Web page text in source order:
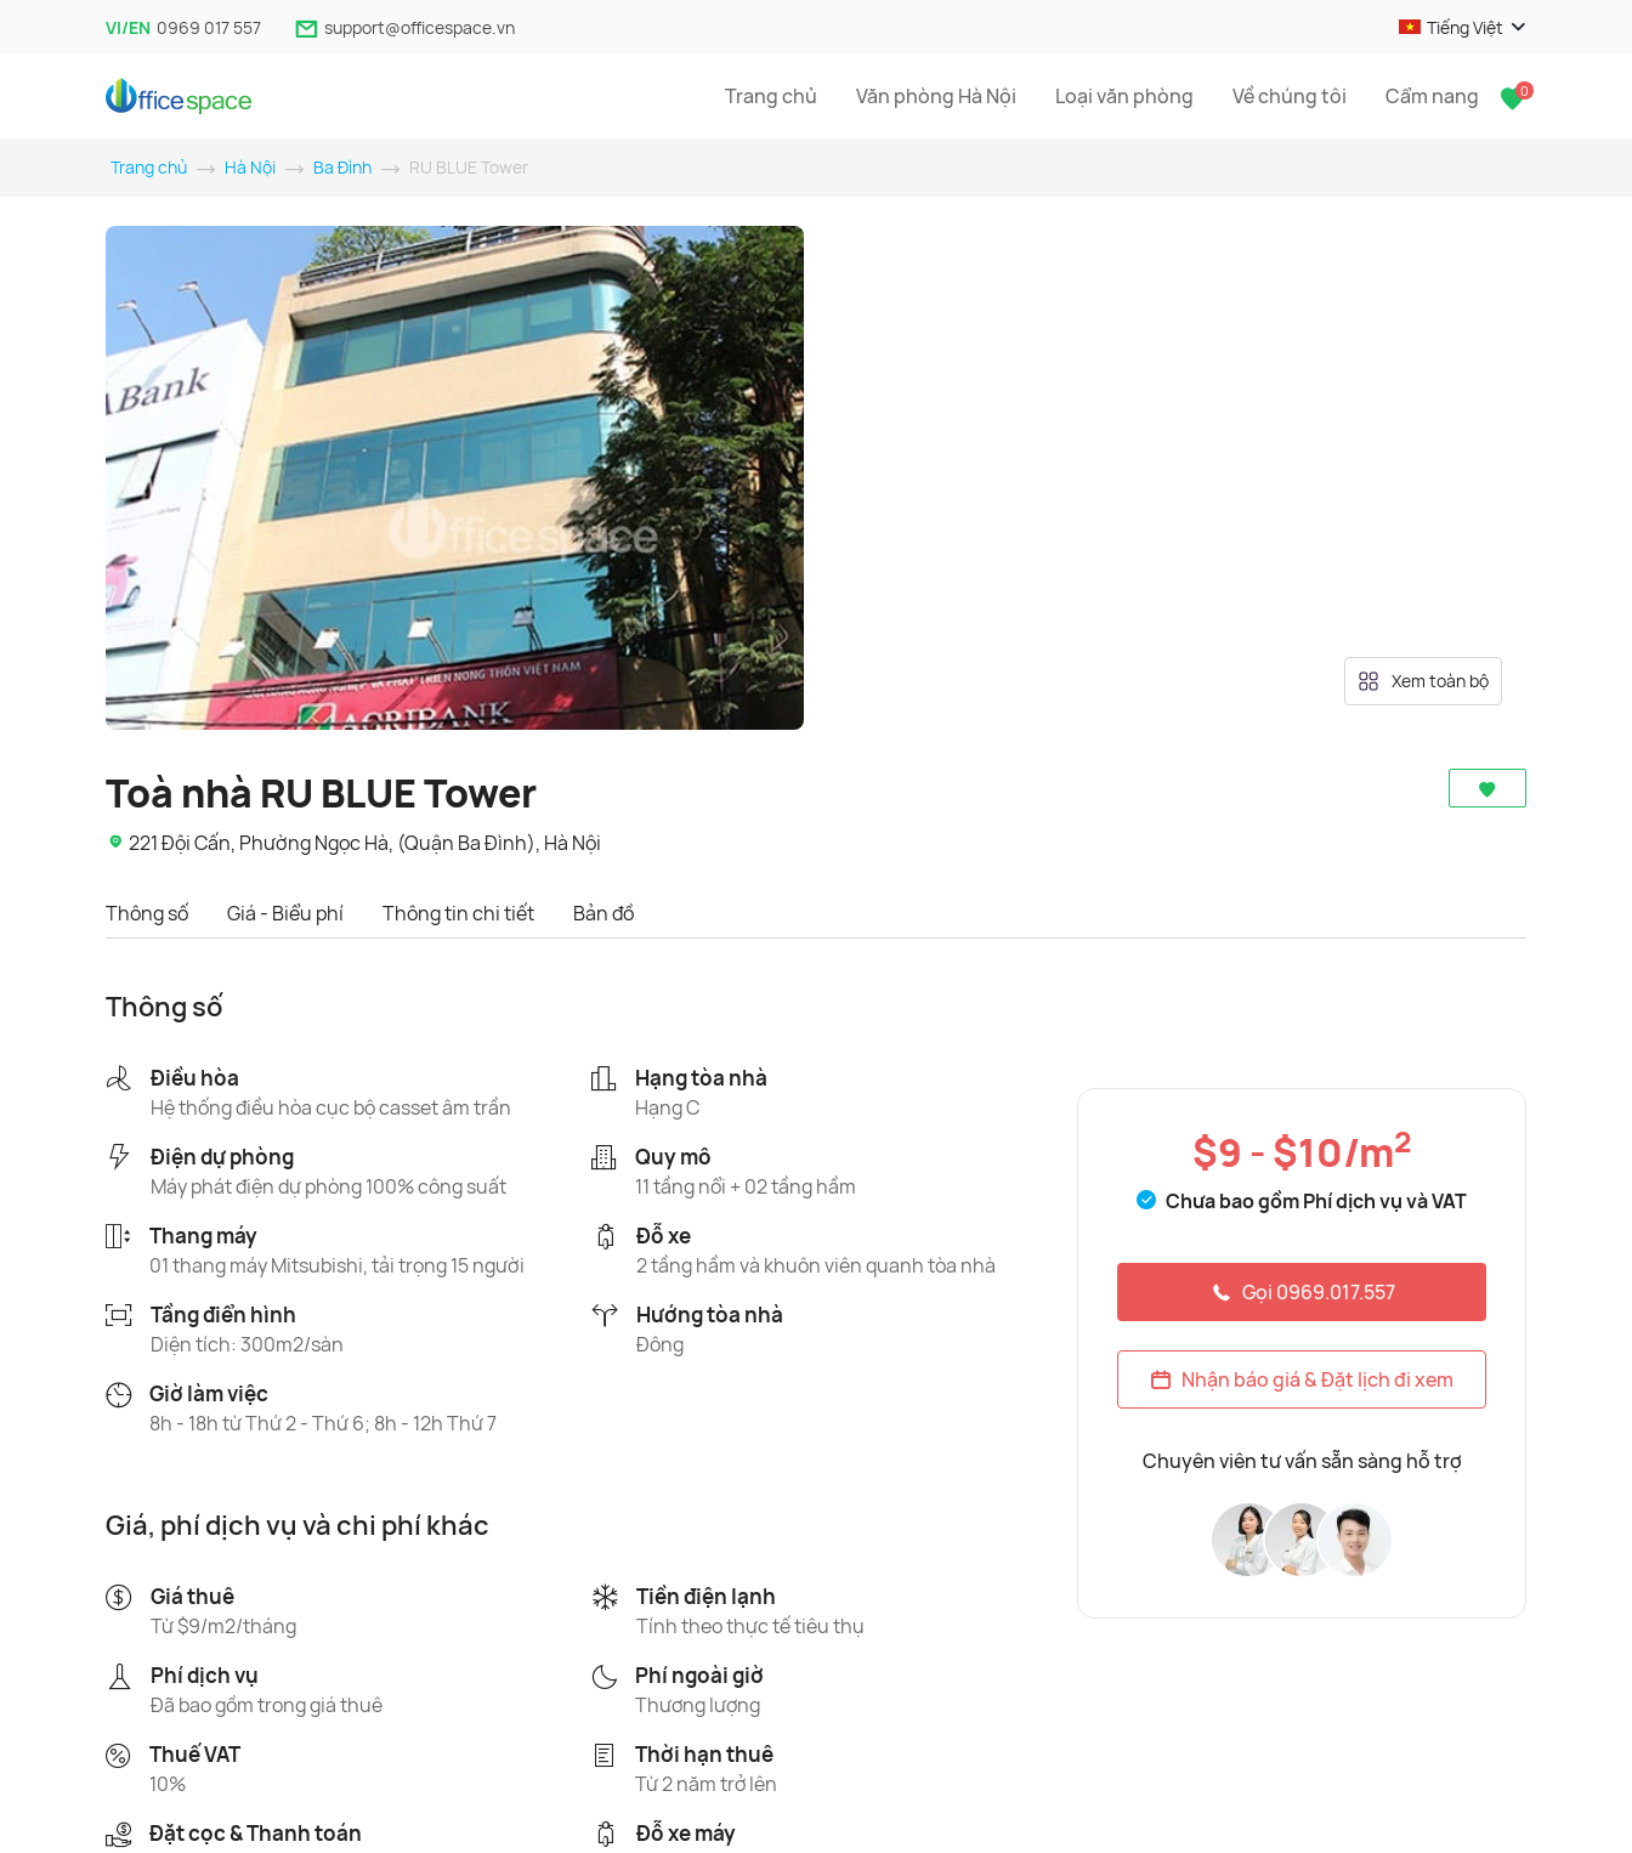
VI/EN 0969 017 557 support@officespace.vn Tiếng Việt
Trang chủ Văn phòng Hà Nội Loại văn phòng Về chúng tôi Cẩm nang 0
Trang chủ Hà Nội Ba Đình RU BLUE Tower
Xem toàn bộ
Toà nhà RU BLUE Tower
221 Đội Cấn, Phường Ngọc Hà, (Quận Ba Đình), Hà Nội
Thông số Giá - Biểu phí Thông tin chi tiết Bản đồ
Thông số
Điều hòa
Hệ thống điều hòa cục bộ casset âm trần
Hạng tòa nhà
Hạng C
Điện dự phòng
Máy phát điện dự phòng 100% công suất
Quy mô
11 tầng nổi + 02 tầng hầm
Thang máy
01 thang máy Mitsubishi, tải trọng 15 người
Đỗ xe
2 tầng hầm và khuôn viên quanh tòa nhà
Tầng điển hình
Diện tích: 300m2/sàn
Hướng tòa nhà
Đông
Giờ làm việc
8h - 18h từ Thứ 2 - Thứ 6; 8h - 12h Thứ 7
Giá, phí dịch vụ và chi phí khác
Giá thuê
Từ $9/m2/tháng
Tiền điện lạnh
Tính theo thực tế tiêu thụ
Phí dịch vụ
Đã bao gồm trong giá thuê
Phí ngoài giờ
Thương lượng
Thuế VAT
10%
Thời hạn thuê
Từ 2 năm trở lên
Đặt cọc & Thanh toán Đỗ xe máy
Gọi 0969.017.557
Nhận báo giá & Đặt lịch đi xem
Chuyên viên tư vấn sẵn sàng hỗ trợ